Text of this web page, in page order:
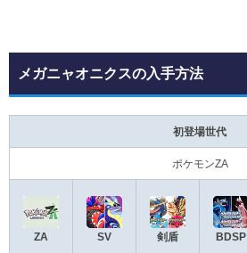
メガニャオニクスの入手方法
初登場世代
ポケモンZA
ZA SV 剣盾 BDSP